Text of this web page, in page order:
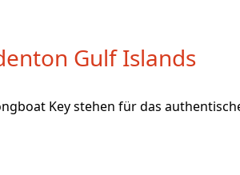
Gulf Islands
Key stehen für das